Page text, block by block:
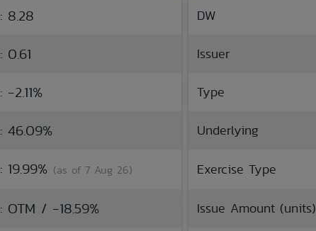
: 8.28
: 0.61
: -2.11%
: 46.09%
: 19.99% (as of 7 Aug 26)
: OTM / -18.59%
DW
Issuer
Type
Underlying
Exercise Type
Issue Amount (units)